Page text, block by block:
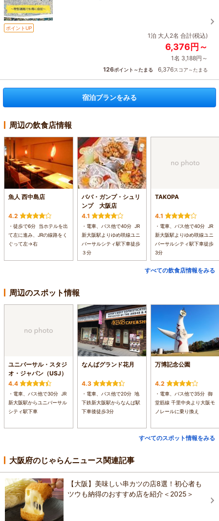
ポイントUP
1泊 大人2名 合計(税込)
6,376円～
1名 3,188円～
126ポイント～たまる 6,376スコア～たまる
宿泊プランをみる
周辺の飲食店情報
魚人 西中島店
4.2
・徒歩で6分 当ホテルを出
て左に進み、JRの線路をく
ぐって左→右
ババ・ガンプ・シュリ
ンプ 大阪店
4.1
・電車、バス他で40分 JR
新大阪駅よりゆめ咲線ユニ
バーサルシティ駅下車徒歩
３分
TAKOPA
4.1
・電車、バス他で40分 JR
新大阪駅よりゆめ咲線ユニ
バーサルシティ駅下車徒歩
3分
すべての飲食店情報をみる
周辺のスポット情報
ユニバーサル・スタジ
オ・ジャパン（USJ）
4.4
・電車、バス他で30分 JR
新大阪駅からユニバーサル
シティ駅下車
なんばグランド花月
4.3
・電車、バス他で20分 地
下鉄新大阪駅からなんば駅
下車後徒歩3分
万博記念公園
4.2
・電車、バス他で35分 御
堂筋線 千里中央より大阪モ
ノレールに乗り換え
すべてのスポット情報をみる
大阪府のじゃらんニュース関連記事
【大阪】美味しい串カツの店8選！初心者も
ツウも納得のおすすめ店を紹介＜2025＞